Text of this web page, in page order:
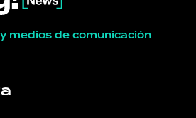
medios de comunicación